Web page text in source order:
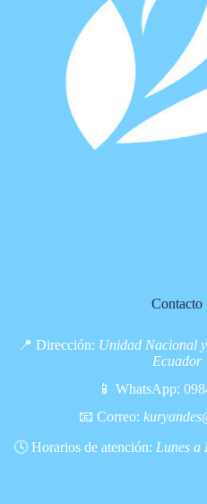
Contacto
📍 Dirección: Unidad Nacional
Ecuador
📱 WhatsApp:
📧 Correo:
🕓 Horarios de atención: Lunes a